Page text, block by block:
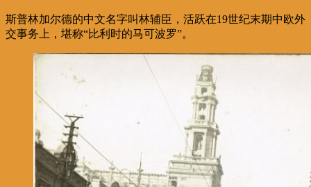
斯普林加尔德的中文名字叫林辅臣，活跃在19世纪末期中欧外
交事务上，堪称“比利时的马可波罗”。